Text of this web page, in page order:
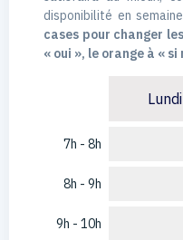
disponibilité en
cases pour changer
« oui », le orange à «
7h - 8h
8h - 9h
9h - 10h
Lundi